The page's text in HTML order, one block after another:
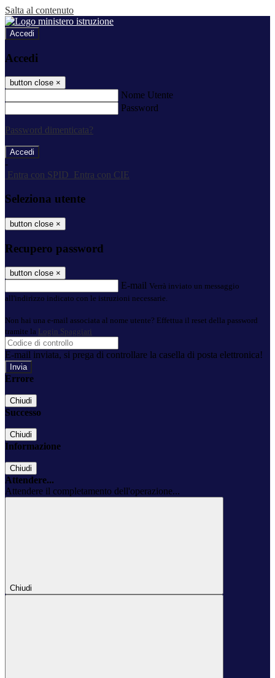
Salta al contenuto
Accedi
Accedi
button close ×
Nome Utente
Password
Password dimenticata?
-
Entra con SPID
Entra con CIE
Seleziona utente
button close ×
Recupero password
button close ×
E-mail Verrà inviato un messaggio
all'indirizzo indicato con le istruzioni necessarie.
Non hai una e-mail associata al nome utente? Effettua il reset della password
tramite la Login Spaggiari
E-mail inviata, si prega di controllare la casella di posta elettronica!
Errore
Chiudi
Successo
Chiudi
Informazione
Chiudi
Attendere...
Attendere il completamento dell'operazione...
Chiudi